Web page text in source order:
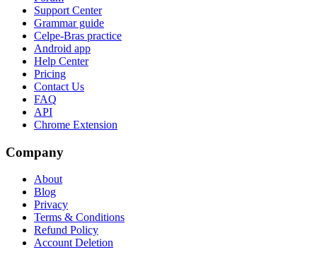
Support Center
Grammar guide
Celpe-Bras practice
Android app
Help Center
Pricing
Contact Us
FAQ
API
Chrome Extension
Company
About
Blog
Privacy
Terms & Conditions
Refund Policy
Account Deletion